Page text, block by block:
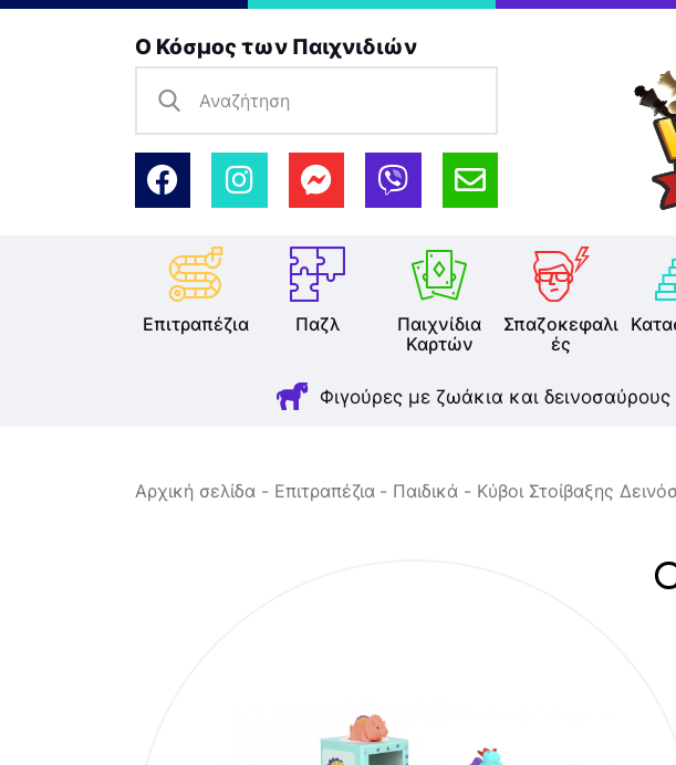
Ο Κόσμος των Παιχνιδιών
Επιτραπέζια Παζλ
Παιχνίδια
Καρτών
Σπαζοκεφαλι
ές
Φιγούρες με ζωάκια και δεινοσαύρους
Βιβλία
Αρχική σελίδα Επιτραπέζια Παιδικά Κύβοι Στοίβαξης